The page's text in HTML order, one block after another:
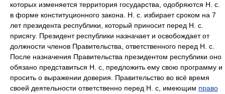
которых изменяется территория государства, одобряются Н. с.
в форме конституционного закона. Н. с. избирает сроком на 7
лет президента республики, который приносит перед Н. с.
присягу. Президент республики назначает и освобождает от
должности членов Правительства, ответственного перед Н. с.
После назначения Правительства президентом республики оно
обязано представиться Н. с, предложить ему свою программу и
просить о выражении доверия. Правительство во всё время
своей деятельности ответственно перед Н. с, имеющим право